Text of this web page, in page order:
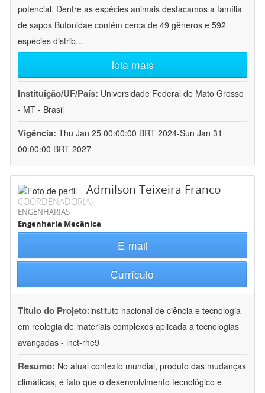
potencial. Dentre as espécies animais destacamos a família
de sapos Bufonidae contém cerca de 49 gêneros e 592
espécies distrib...
leia mais
Instituição/UF/País: Universidade Federal de Mato Grosso
- MT - Brasil
Vigência: Thu Jan 25 00:00:00 BRT 2024-Sun Jan 31
00:00:00 BRT 2027
Admilson Teixeira Franco
COORDENADOR(A)
ENGENHARIAS
Engenharia Mecânica
E-mail
Currículo
Título do Projeto:instituto nacional de ciência e tecnologia
em reologia de materiais complexos aplicada a tecnologias
avançadas - inct-rhe9
Resumo: No atual contexto mundial, produto das mudanças
climáticas, é fato que o desenvolvimento tecnológico e